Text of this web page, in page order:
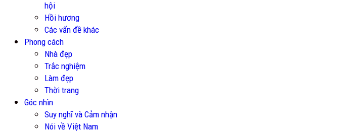
hội
Hồi hương
Các vấn đề khác
Phong cách
Nhà đẹp
Trắc nghiệm
Làm đẹp
Thời trang
Góc nhìn
Suy nghĩ và Cảm nhận
Nói về Việt Nam